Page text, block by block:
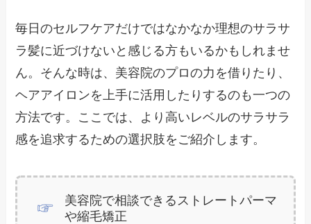
毎日のセルフケアだけではなかなか理想のサラサ
ラ髪に近づけないと感じる方もいるかもしれませ
ん。そんな時は、美容院のプロの力を借りたり、
ヘアアイロンを上手に活用したりするのも一つの
方法です。ここでは、より高いレベルのサラサラ
感を追求するための選択肢をご紹介します。
美容院で相談できるストレートパーマ
や縮毛矯正